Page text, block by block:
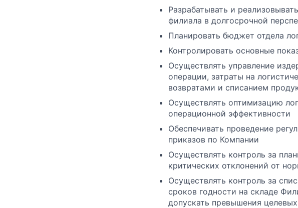
Разрабатывать и
филиала в долгосрочной
Планировать бюджет отдела
Контролировать основные
Осуществлять управление
операции, затраты на
возвратами и списанием
Осуществлять оптимизацию
операционной эффективности
Обеспечивать проведение
приказов по Компании
Осуществлять контроль за
критических отклонений от
Осуществлять контроль за
сроков годности на складе
допускать превышения